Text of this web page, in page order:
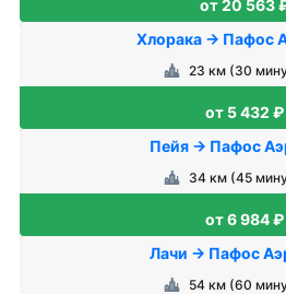
от 20 563
Хлорака → Пафос
23 км (30
от 5 432 ₽
Пейя → Пафос
34 км (45
от 6 984 ₽
Лачи → Пафос
54 км (60